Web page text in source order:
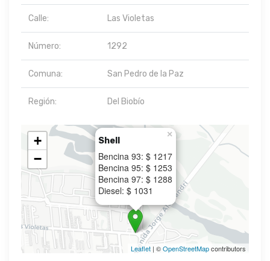
Calle: Las Violetas
Número: 1292
Comuna: San Pedro de la Paz
Región: Del Biobío
Shell
Bencina 93: $ 1217
Bencina 95: $ 1253
Bencina 97: $ 1288
Diesel: $ 1031
×
+
−
Leaflet | ©OpenStreetMapcontributors